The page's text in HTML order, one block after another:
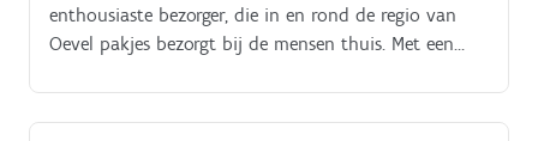
enthousiaste bezorger, die in en rond de regio van
Oevel pakjes bezorgt bij de mensen thuis. Met een